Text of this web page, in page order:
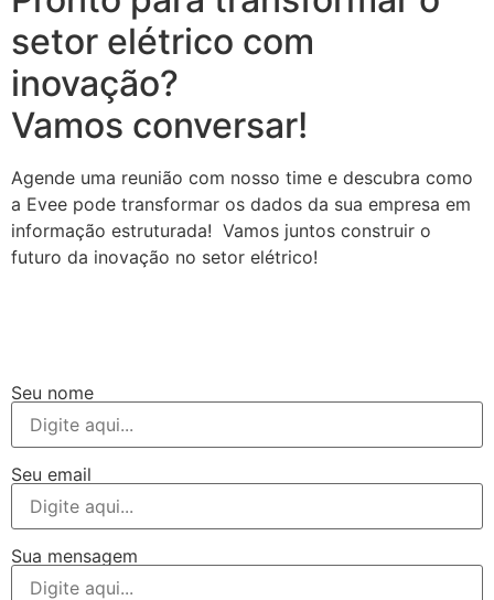
setor elétrico com
inovação?
Vamos conversar!
Agende uma reunião com nosso time e descubra como
a Evee pode transformar os dados da sua empresa em
informação estruturada! Vamos juntos construir o
futuro da inovação no setor elétrico!
Seu nome
Seu email
Sua mensagem